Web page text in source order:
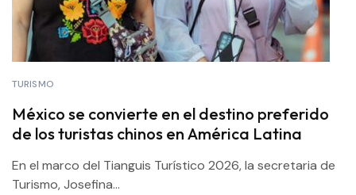
TURISMO
México se convierte en el destino preferido
de los turistas chinos en América Latina
En el marco del Tianguis Turístico 2026, la secretaria de
Turismo, Josefina...